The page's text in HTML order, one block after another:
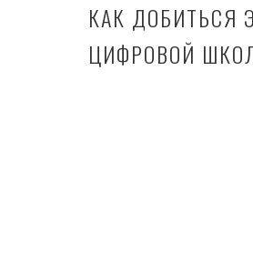
КАК ДОБИТЬСЯ
ЦИФРОВОЙ